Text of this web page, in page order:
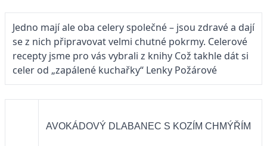
Jedno mají ale oba celery společné – jsou zdravé a dají
se z nich připravovat velmi chutné pokrmy. Celerové
recepty jsme pro vás vybrali z knihy Což takhle dát si
celer od „zapálené kuchařky“ Lenky Požárové
AVOKÁDOVÝ DLABANEC S KOZÍM CHMÝŘÍM